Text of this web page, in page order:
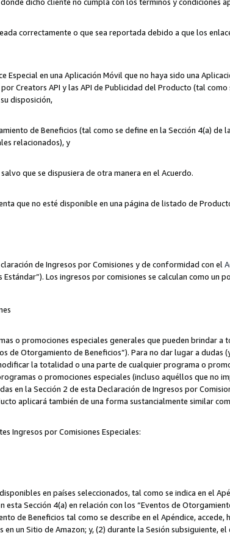
correctamente o que sea reportada debido a que los
Especial en una Aplicación Móvil que no haya sido una
Creators API y las API de Publicidad del Producto (tal
disposición,
de Beneficios (tal como se define en la Sección 4(a) de
relacionados), y
que se dispusiera de otra manera en el Acuerdo.
que no esté disponible en una página de listado de
de Ingresos por Comisiones y de conformidad con el
Los ingresos por comisiones se calculan como un
o promociones especiales generales que pueden brindar
de Otorgamiento de Beneficios”). Para no dar lugar a
la totalidad o una parte de cualquier programa o
o promociones especiales (incluso aquéllos que no
en la Sección 2 de esta Declaración de Ingresos por
aplicará también de una forma sustancialmente similar
Ingresos por Comisiones Especiales:
en países seleccionados, tal como se indica en el
esta Sección 4(a) en relación con los “Eventos de
de Beneficios tal como se describe en el Apéndice, accede,
un Sitio de Amazon; y, (2) durante la Sesión subsiguiente,